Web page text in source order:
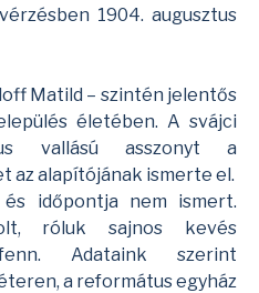
1904. augusztus
Matild – szintén jelentős
életében. A svájci
vallású asszonyt a
az alapítójának ismerte el.
és időpontja nem ismert.
róluk sajnos kevés
Adataink szerint
a református egyház